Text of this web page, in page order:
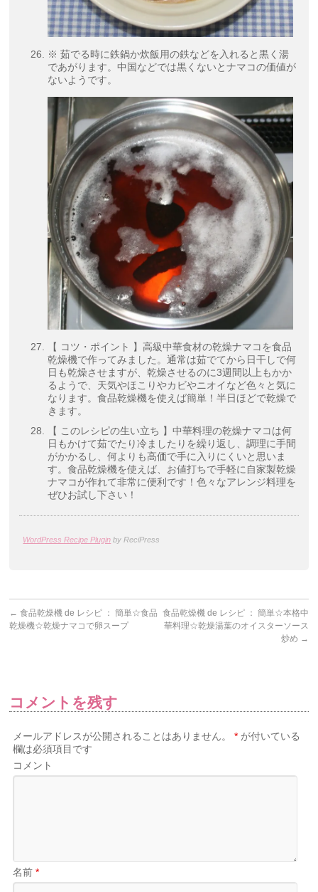
※ 茹でる時に鉄鍋か炊飯用の鉄などを入れると黒く湯
であがります。中国などでは黒くないとナマコの価値が
ないようです。
【 コツ・ポイント 】高級中華食材の乾燥ナマコを食品
乾燥機で作ってみました。通常は茹でてから日干しで何
日も乾燥させますが、乾燥させるのに3週間以上もかか
るようで、天気やほこりやカビやニオイなど色々と気に
なります。食品乾燥機を使えば簡単！半日ほどで乾燥で
きます。
【 このレシピの生い立ち 】中華料理の乾燥ナマコは何
日もかけて茹でたり冷ましたりを繰り返し、調理に手間
がかかるし、何よりも高価で手に入りにくいと思いま
す。食品乾燥機を使えば、お値打ちで手軽に自家製乾燥
ナマコが作れて非常に便利です！色々なアレンジ料理を
ぜひお試し下さい！
WordPress Recipe Plugin by ReciPress
← 食品乾燥機 de レシピ ： 簡単☆食品
乾燥機☆乾燥ナマコで卵スープ
食品乾燥機 de レシピ ： 簡単☆本格中
華料理☆乾燥湯葉のオイスターソース
炒め →
コメントを残す
メールアドレスが公開されることはありません。 * が付いている
欄は必須項目です
コメント
名前*